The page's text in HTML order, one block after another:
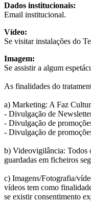
Dados institucionais:
Email institucional.
Vídeo:
Se visitar instalações do
Imagem:
Se assistir a algum
As finalidades do
a) Marketing: A Faz
- Divulgação de
- Divulgação de
- Divulgação de
b) Videovigilância: Todos
guardadas em ficheiros
c) Imagens/Fotografia/
vídeos tem como
se existir consentimento